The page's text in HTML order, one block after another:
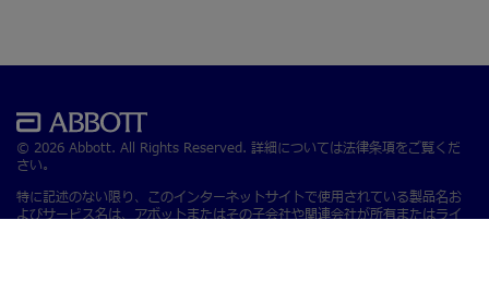
© 2026 Abbott. All Rights Reserved. 詳細については法律条項をご覧くだ
さい。
特に記述のない限り、このインターネットサイトで使用されている製品名お
よびサービス名は、アボットまたはその子会社や関連会社が所有またはライ